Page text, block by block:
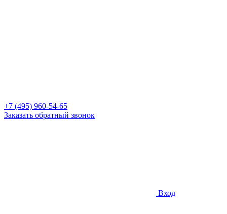
+7 (495) 960-54-65
Заказать обратный звонок
Вход